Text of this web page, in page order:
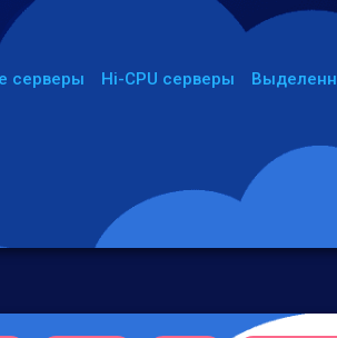
серверы Hi-CPU серверы